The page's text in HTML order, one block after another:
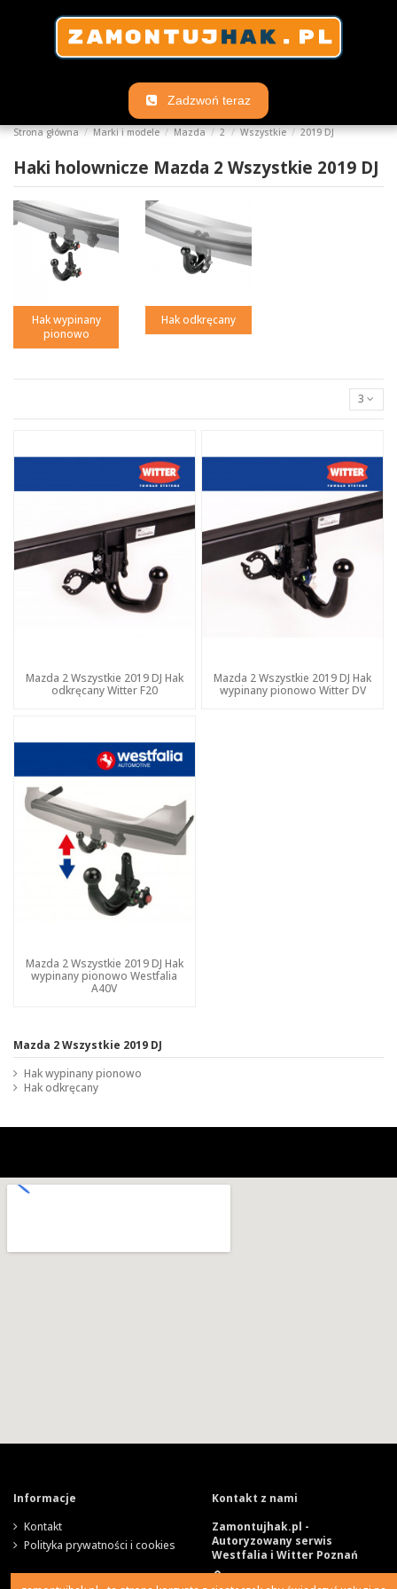
Zadzwoń teraz
Strona główna Marki i modele Mazda 2 Wszystkie 2019 DJ
Haki holownicze Mazda 2 Wszystkie 2019 DJ
Hak wypinany
pionowo
Hak odkręcany
3
Mazda 2 Wszystkie 2019 DJ Hak
odkręcany Witter F20
Mazda 2 Wszystkie 2019 DJ Hak
wypinany pionowo Witter DV
Mazda 2 Wszystkie 2019 DJ Hak
wypinany pionowo Westfalia
A40V
Mazda 2 Wszystkie 2019 DJ
Hak wypinany pionowo
Hak odkręcany
Informacje
Kontakt
Polityka prywatności i cookies
Kontakt z nami
Zamontujhak.pl -
Autoryzowany serwis
Westfalia i Witter Poznań